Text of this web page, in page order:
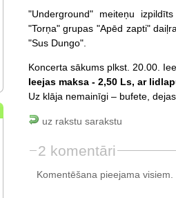
"Underground" meiteņu
"Torņa" grupas "Apēd zapti"
"Sus Dungo".
Koncerta sākums plkst. 20.00.
Ieejas maksa - 2,50 Ls, ar
Uz klāja nemainīgi – bufete,
uz rakstu sarakstu
2 komentāri
Komentēšana pieejama visiem.